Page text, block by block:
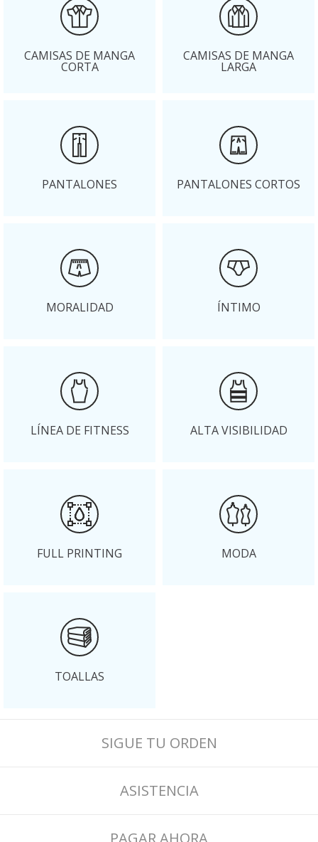
CAMISAS DE MANGA
CORTA
CAMISAS DE MANGA
LARGA
PANTALONES PANTALONES CORTOS
MORALIDAD ÍNTIMO
LÍNEA DE FITNESS ALTA VISIBILIDAD
FULL PRINTING MODA
TOALLAS
SIGUE TU ORDEN
ASISTENCIA
PAGAR AHORA